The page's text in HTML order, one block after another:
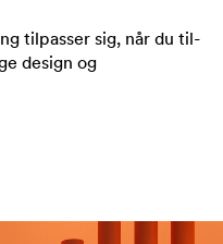
tilpasser sig, når du til-
design og